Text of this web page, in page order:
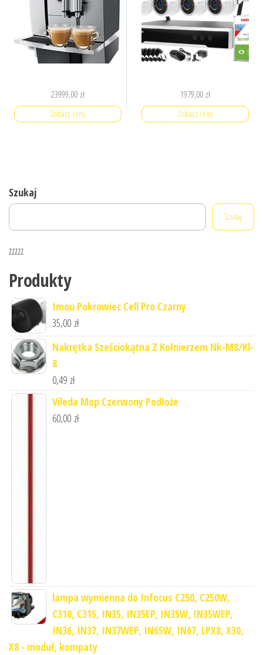
23999,00 zł
Zobacz cenę
1979,00 zł
Zobacz cenę
Szukaj
Szukaj
zzzzz
Produkty
Imou Pokrowiec Cell Pro Czarny
35,00 zł
Nakrętka Sześciokątna Z Kołnierzem Nk-M8/Kl-
8
0,49 zł
Vileda Mop Czerwony Podłoże
60,00 zł
lampa wymienna do Infocus C250, C250W,
C310, C315, IN35, IN35EP, IN35W, IN35WEP,
IN36, IN37, IN37WEP, IN65W, IN67, LPX8, X30,
X8 - moduł, kompaty